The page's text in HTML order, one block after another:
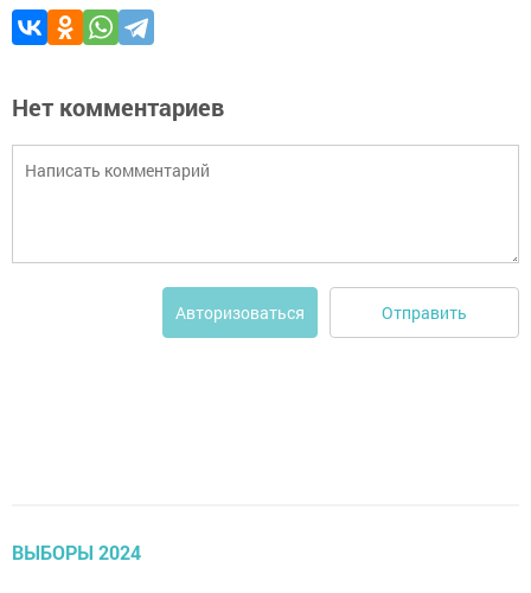
Нет комментариев
Авторизоваться Отправить
ВЫБОРЫ 2024